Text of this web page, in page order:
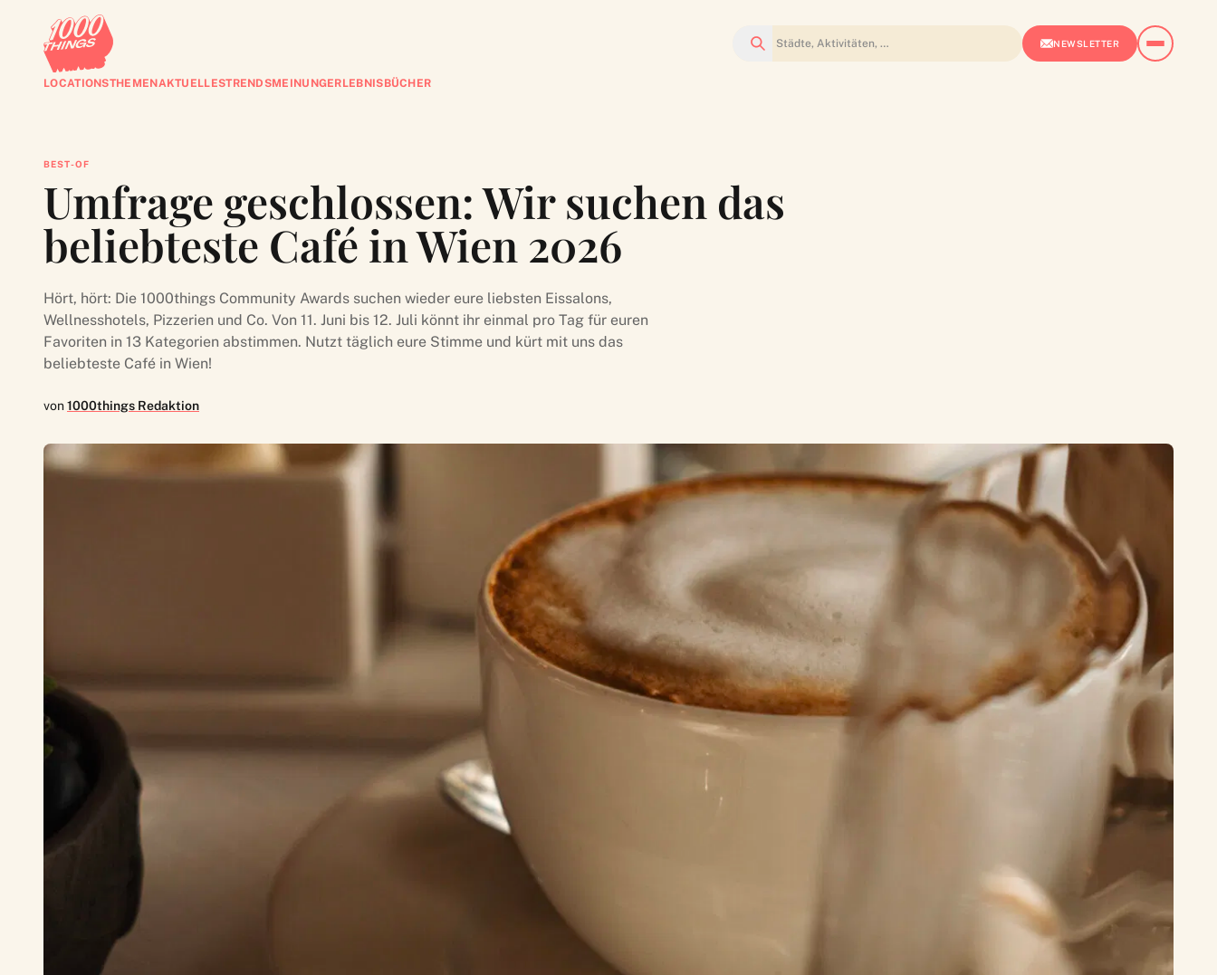
Suchen NEWSLETTER
LOCATIONSTHEMENAKTUELLESTRENDSMEINUNGERLEBNISBÜCHER
BEST-OF
Umfrage geschlossen: Wir suchen das
beliebteste Café in Wien 2026
Hört, hört: Die 1000things Community Awards suchen wieder eure liebsten Eissalons,
Wellnesshotels, Pizzerien und Co. Von 11. Juni bis 12. Juli könnt ihr einmal pro Tag für euren
Favoriten in 13 Kategorien abstimmen. Nutzt täglich eure Stimme und kürt mit uns das
beliebteste Café in Wien!
von1000things Redaktion